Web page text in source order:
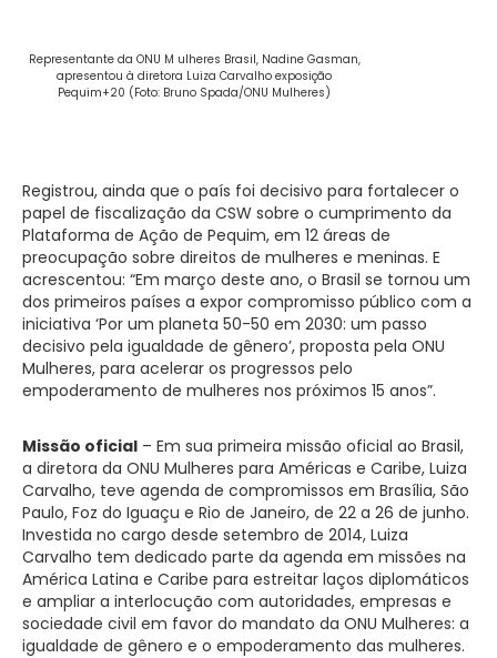
Representante da ONU M ulheres Brasil, Nadine Gasman,
apresentou à diretora Luiza Carvalho exposição
Pequim+20 (Foto: Bruno Spada/ONU Mulheres)
Registrou, ainda que o país foi decisivo para fortalecer o
papel de fiscalização da CSW sobre o cumprimento da
Plataforma de Ação de Pequim, em 12 áreas de
preocupação sobre direitos de mulheres e meninas. E
acrescentou: “Em março deste ano, o Brasil se tornou um
dos primeiros países a expor compromisso público com a
iniciativa ‘Por um planeta 50-50 em 2030: um passo
decisivo pela igualdade de gênero’, proposta pela ONU
Mulheres, para acelerar os progressos pelo
empoderamento de mulheres nos próximos 15 anos”.
Missão oficial – Em sua primeira missão oficial ao Brasil,
a diretora da ONU Mulheres para Américas e Caribe, Luiza
Carvalho, teve agenda de compromissos em Brasília, São
Paulo, Foz do Iguaçu e Rio de Janeiro, de 22 a 26 de junho.
Investida no cargo desde setembro de 2014, Luiza
Carvalho tem dedicado parte da agenda em missões na
América Latina e Caribe para estreitar laços diplomáticos
e ampliar a interlocução com autoridades, empresas e
sociedade civil em favor do mandato da ONU Mulheres: a
igualdade de gênero e o empoderamento das mulheres.